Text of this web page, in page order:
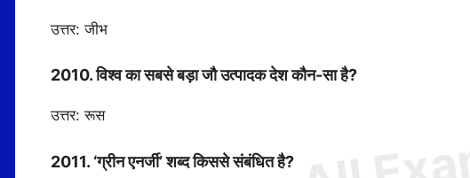
उत्तर: जीभ
2010. विश्व का सबसे बड़ा जौ उत्पादक देश कौन-सा है?
उत्तर: रूस
2011. ‘ग्रीन एनर्जी’ शब्द किससे संबंधित है?